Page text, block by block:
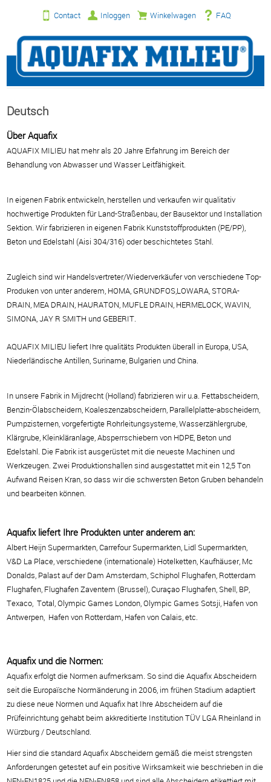
Contact Inloggen Winkelwagen FAQ
Deutsch
Über Aquafix
AQUAFIX MILIEU hat mehr als 20 Jahre Erfahrung im Bereich der
Behandlung von Abwasserund Wasser Leitfähigkeit.
In eigenen Fabrik entwickeln, herstellen und verkaufen wir qualitativ
hochwertige Produktenfür Land-Straßenbau, der Bausektor und Installation
Sektion.Wir fabrizieren in eigenen Fabrik Kunststoffprodukten (PE/PP),
Beton und Edelstahl (Aisi 304/316)oder beschichtetes Stahl.
Zugleich sind wir Handelsvertreter/Wiederverkäufer von verschiedene Top-
Produken von unter anderem, HOMA, GRUNDFOS,LOWARA, STORA-
DRAIN, MEA DRAIN, HAURATON, MUFLE DRAIN, HERMELOCK, WAVIN,
SIMONA, JAY R SMITH und GEBERIT
AQUAFIX MILIEU liefert Ihre qualitäts Produkten überall in Europa, USA,
Niederländische Antillen, Suriname, Bulgarien und China.
In unsere Fabrik in Mijdrecht (Holland) fabrizieren wir u.a. Fettabscheidern,
Benzin-Ölabscheidern, Koaleszenzabscheidern, Parallelplatte-abscheidern,
Pumpzisternen, vorgefertigte Rohrleitungsysteme, Wasserzählergrube,
Klärgrube, Kleinkläranlage, Absperrschiebern von HDPE, Beton und
Edelstahl. Die Fabrik ist ausgerüstet mit die neueste Machinen und
Werkzeugen.Zwei Produktionshallen sind ausgestattet mit ein 12,5 Ton
Aufwand Reisen Kran, so dass wirdie schwersten Beton Gruben behandeln
und bearbeiten können.
Aquafix liefert Ihre Produkten unter anderem an:
Albert Heijn Supermarkten, Carrefour Supermarkten, Lidl Supermarkten,
V&D La Place,verschiedene (internationale) Hotelketten, Kaufhäuser, Mc
Donalds, Palast auf der Dam Amsterdam, Schiphol Flughafen, Rotterdam
Flughafen, Flughafen Zaventem (Brussel), Curaçao Flughafen, Shell, BP,
Texaco, Total, Olympic Games London, Olympic Games Sotsji, Hafen von
Antwerpen, Hafen von Rotterdam, Hafen von Calais, etc.
Aquafix und die Normen:
Aquafix erfolgt die Normen aufmerksam. So sind die Aquafix Abscheidern
seit die Europaïsche Normänderung in 2006, im frühen Stadium adaptiert
zu diese neue Normen und Aquafix hat Ihre Abscheidern auf die
Prüfeinrichtung gehabt beim akkreditierte Institution TÜV LGA Rheinland in
Würzburg / Deutschland.
Hier sind die standard Aquafix Abscheidern gemäß die meist strengsten
Anforderungen getestet aufein positive Wirksamkeit wie beschrieben in die